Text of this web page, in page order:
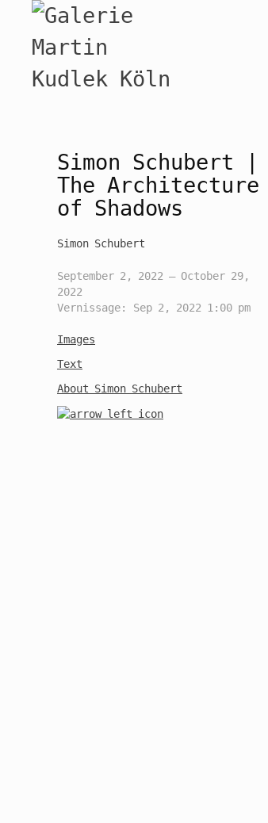
Simon Schubert |
The Architecture
of Shadows
Simon Schubert
September 2, 2022 — October 29,
2022
Vernissage: Sep 2, 2022 1:00 pm
Images
Text
About Simon Schubert